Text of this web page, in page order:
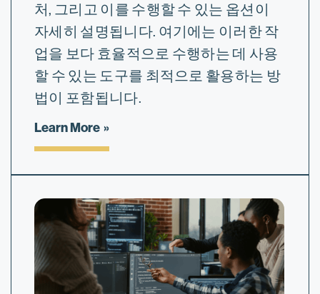
처, 그리고 이를 수행할 수 있는 옵션이
자세히 설명됩니다. 여기에는 이러한 작
업을 보다 효율적으로 수행하는 데 사용
할 수 있는 도구를 최적으로 활용하는 방
법이 포함됩니다.
Learn More